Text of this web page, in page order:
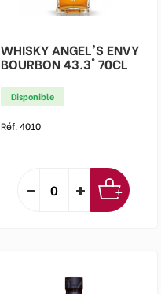
WHISKY ANGEL'S ENVY
BOURBON 43.3° 70CL
Disponible
Réf. 4010